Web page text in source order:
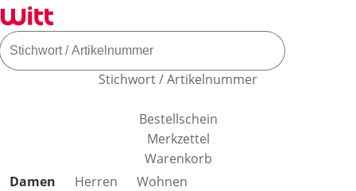
Stichwort / Artikelnummer
Bestellschein
Merkzettel
Warenkorb
Produktkategorien überspringen
Damen Herren
Wohnen